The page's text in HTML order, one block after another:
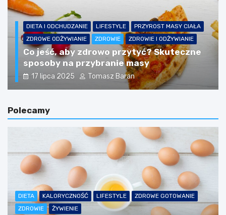
DIETA I ODCHUDZANIE LIFESTYLE
PRZYROST MASY CIAŁA
ZDROWE ODŻYWIANIE
ZDROWIE ZDROWIE I ODŻYWIANIE
Co jeść, aby zdrowo przytyć? Skuteczne
sposoby na przybranie masy
17 lipca 2025 Tomasz Baran
Polecamy
DIETA KALORYCZNOŚĆ LIFESTYLE
ZDROWE GOTOWANIE
ZDROWIE
ŻYWIENIE